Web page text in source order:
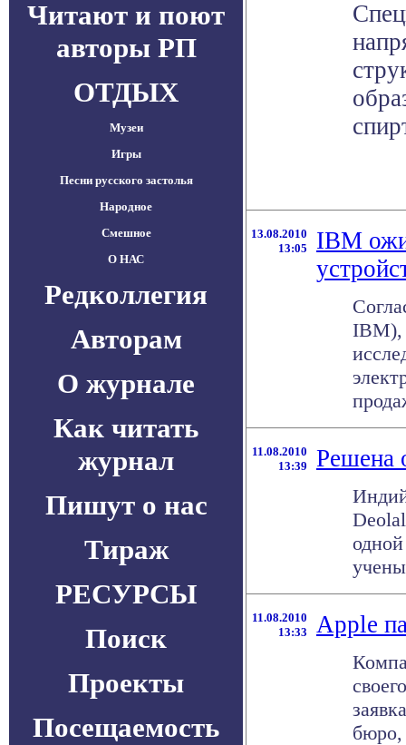
Читают и поют
авторы РП
ОТДЫХ
Музеи
Игры
Песни русского застолья
Народное
Смешное
О НАС
Редколлегия
Авторам
О журнале
Как читать
журнал
Пишут о нас
Тираж
РЕСУРСЫ
Поиск
Проекты
Посещаемость
13.08.2010
13:05
IBM
IBM),
11.08.2010
13:39
Решена
11.08.2010
13:33
Apple
бюро,